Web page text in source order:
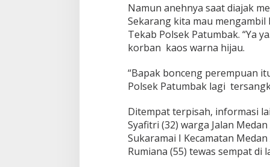
Namun anehnya saat diajak
Sekarang kita mau
Tekab Polsek Patumbak. “Ya
korban kaos warna hijau.
“Bapak bonceng perempuan
Polsek Patumbak lagi
Ditempat terpisah, informasi
Syafitri (32) warga Jalan
Sukaramai I Kecamatan
Rumiana (55) tewas sempat di